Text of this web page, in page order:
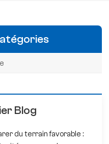
Blog
du terrain favorable :